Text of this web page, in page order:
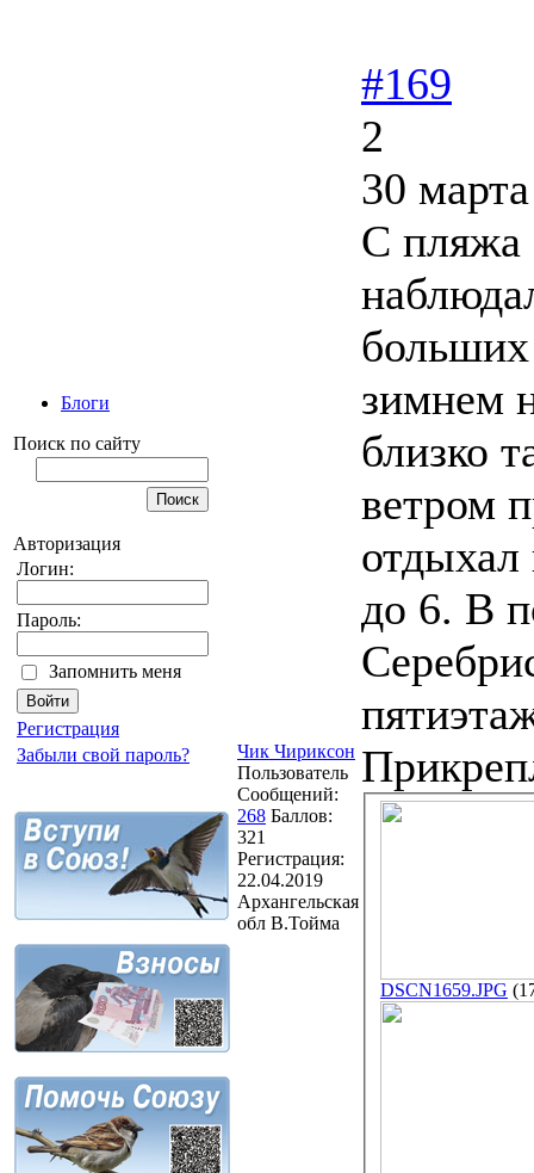
Блоги
Поиск по сайту
Авторизация
Логин:
Пароль:
Запомнить меня
Регистрация
Забыли свой пароль?
Чик Чириксон
Пользователь
Сообщений:
268 Баллов:
321
Регистрация:
22.04.2019
Архангельская
обл В.Тойма
#169
2
30
С пляжа
больших
зимнем
близко
ветром
отдыхал
до 6. В
DSCN1659.JPG